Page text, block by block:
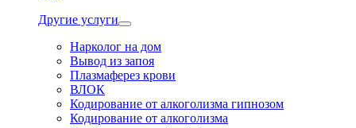
Другие услуги
Нарколог на дом
Вывод из запоя
Плазмаферез крови
ВЛОК
Кодирование от алкоголизма гипнозом
Кодирование от алкоголизма